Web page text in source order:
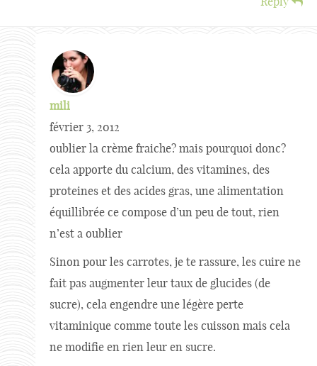
mili
février 3, 2012
oublier la crème fraiche? mais pourquoi donc?
cela apporte du calcium, des vitamines, des
proteines et des acides gras, une alimentation
équillibrée ce compose d’un peu de tout, rien
n’est a oublier
Sinon pour les carrotes, je te rassure, les cuire ne
fait pas augmenter leur taux de glucides (de
sucre), cela engendre une légère perte
vitaminique comme toute les cuisson mais cela
ne modifie en rien leur en sucre.